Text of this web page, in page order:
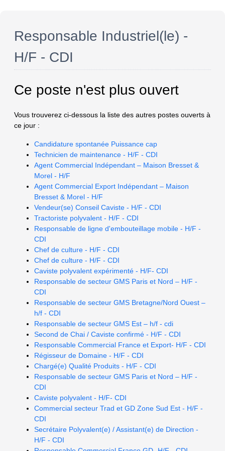
Responsable Industriel(le) -
H/F - CDI
Ce poste n'est plus ouvert
Vous trouverez ci-dessous la liste des autres postes ouverts à
ce jour :
Candidature spontanée Puissance cap
Technicien de maintenance - H/F - CDI
Agent Commercial Indépendant – Maison Bresset &
Morel - H/F
Agent Commercial Export Indépendant – Maison
Bresset & Morel - H/F
Vendeur(se) Conseil Caviste - H/F - CDI
Tractoriste polyvalent - H/F - CDI
Responsable de ligne d'embouteillage mobile - H/F -
CDI
Chef de culture - H/F - CDI
Chef de culture - H/F - CDI
Caviste polyvalent expérimenté - H/F- CDI
Responsable de secteur GMS Paris et Nord – H/F -
CDI
Responsable de secteur GMS Bretagne/Nord Ouest –
h/f - CDI
Responsable de secteur GMS Est – h/f - cdi
Second de Chai / Caviste confirmé - H/F - CDI
Responsable Commercial France et Export- H/F - CDI
Régisseur de Domaine - H/F - CDI
Chargé(e) Qualité Produits - H/F - CDI
Responsable de secteur GMS Paris et Nord – H/F -
CDI
Caviste polyvalent - H/F- CDI
Commercial secteur Trad et GD Zone Sud Est - H/F -
CDI
Secrétaire Polyvalent(e) / Assistant(e) de Direction -
H/F - CDI